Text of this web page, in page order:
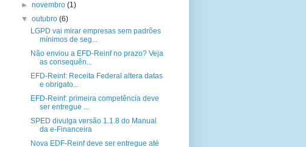
►novembro(1)
▼outubro(6)
LGPD vai mirar empresas sem padrões
mínimos de seg...
Não enviou a EFD-Reinf no prazo? Veja
as consequên...
EFD-Reinf: Receita Federal altera datas
e obrigato...
EFD-Reinf: primeira competência deve
ser entregue ...
SPED divulga versão 1.1.8 do Manual
da e-Financeira
Nova EDF-Reinf deve ser entregue até